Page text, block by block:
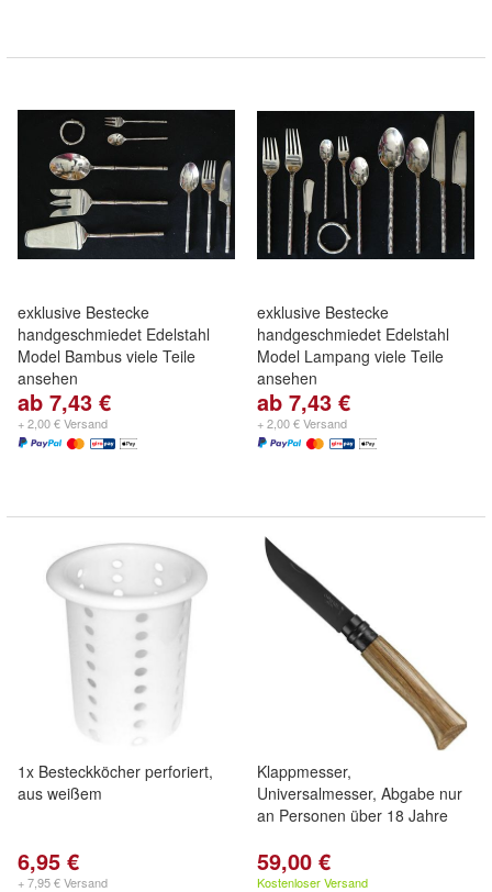
exklusive Bestecke
handgeschmiedet Edelstahl
Model Bambus viele Teile
ansehen
ab 7,43 €
+ 2,00 € Versand
exklusive Bestecke
handgeschmiedet Edelstahl
Model Lampang viele Teile
ansehen
ab 7,43 €
+ 2,00 € Versand
1x Besteckköcher perforiert,
aus weißem
6,95 €
+ 7,95 € Versand
Klappmesser,
Universalmesser, Abgabe nur
an Personen über 18 Jahre
59,00 €
Kostenloser Versand